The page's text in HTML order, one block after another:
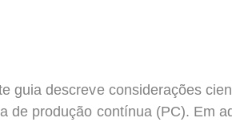
guia descreve considerações
de produção contínua (PC). Em